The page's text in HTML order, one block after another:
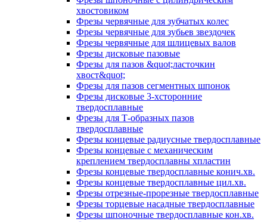
хвостовиком
Фрезы червячные для зубчатых колес
Фрезы червячные для зубьев звездочек
Фрезы червячные для шлицевых валов
Фрезы дисковые пазовые
Фрезы для пазов &quot;ласточкин
хвост&quot;
Фрезы для пазов сегментных шпонок
Фрезы дисковые 3-хсторонние
твердосплавные
Фрезы для Т-образных пазов
твердосплавные
Фрезы концевые радиусные твердосплавные
Фрезы концевые с механическим
креплением твердосплавны хпластин
Фрезы концевые твердосплавные конич.хв.
Фрезы концевые твердосплавные цил.хв.
Фрезы отрезные-прорезные твердосплавные
Фрезы торцевые насадные твердосплавные
Фрезы шпоночные твердосплавные кон.хв.